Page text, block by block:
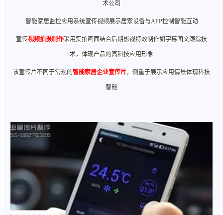
术公司
智能家居监控应用系统宣传视频展示居家设备与APP控制智能互动
宣传视频拍摄制作采用实拍画面结合后期影视特效制作如字幕图文跟踪技
术，体现产品的高科技应用形象
该宣传片不同于常规的智能家居企业宣传片，侧重于展示应用情景体现科技
智能